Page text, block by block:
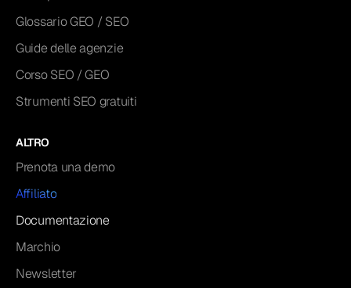
Glossario GEO / SEO
Guide delle agenzie
Corso SEO / GEO
Strumenti SEO gratuiti
ALTRO
Prenota una demo
Affiliato
Documentazione
Marchio
Newsletter